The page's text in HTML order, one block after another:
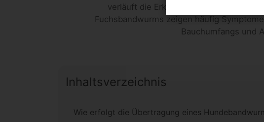
verläuft die Erkrankung meist ohne
Fuchsbandwurms zeigen häufig
Bauchumfangs und
Inhaltsverzeichnis
Wie erfolgt die Übertragung eines